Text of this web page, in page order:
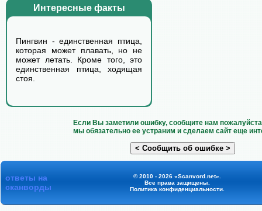
Интересные факты
Пингвин - единственная птица,
которая может плавать, но не
может летать. Кроме того, это
единственная птица, ходящая
стоя.
Если Вы заметили ошибку, сообщите нам
мы обязательно ее устраним и сделаем сайт еще
ответы на
сканворды
© 2010 - 2026 «Scanvord.net».
Все права защищены.
Политика конфиденциальности.